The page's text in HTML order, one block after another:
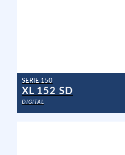
SERIE 150
XL 152 SD
DIGITAL